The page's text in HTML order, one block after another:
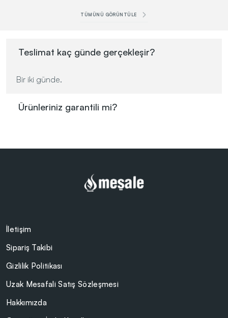
TÜMÜNÜ GÖRÜNTÜLE
Teslimat kaç günde gerçekleşir?
Bir iki günde.
Ürünleriniz garantili mi?
İletişim
Sipariş Takibi
Gizlilik Politikası
Uzak Mesafali Satış Sözleşmesi
Hakkımızda